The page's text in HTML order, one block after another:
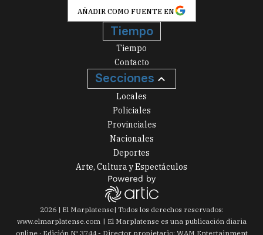
AÑADIR COMO FUENTE EN
Tiempo
Tiempo
Contacto
Secciones
Locales
Policiales
Provinciales
Nacionales
Deportes
Arte, Cultura y Espectáculos
2026| El Marplatense| Todos los derechos reservados:
www.elmarplatense.com
El Marplatense es una publicación diaria
online · Edición Nº 3744- Director propietario: WAM Entertainment